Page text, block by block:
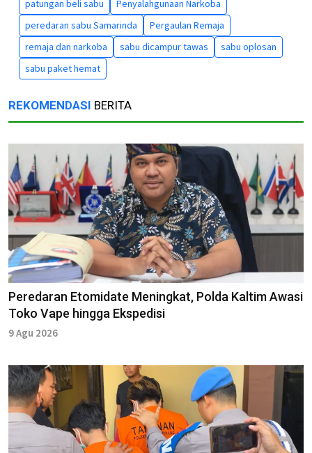
patungan beli sabu
Penyalahgunaan Narkoba
peredaran sabu Samarinda
Pergaulan Remaja
remaja dan narkoba
sabu dicampur tawas
sabu oplosan
sabu paket hemat
REKOMENDASI BERITA
Peredaran Etomidate Meningkat, Polda Kaltim Awasi
Toko Vape hingga Ekspedisi
9 Agu 2026